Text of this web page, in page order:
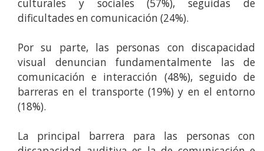
culturales y sociales (57%), seguidas de
dificultades en comunicación (24%).
Por su parte, las personas con discapacidad
visual denuncian fundamentalmente las de
comunicación e interacción (48%), seguido de
barreras en el transporte (19%) y en el entorno
(18%).
La principal barrera para las personas con